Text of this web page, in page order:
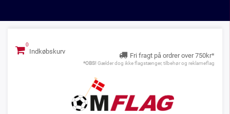
Indkøbskurv
Fri fragt på ordrer over 750kr*
*OBS! Gælder dog ikke flagstænger, tilbehør og reklameflag